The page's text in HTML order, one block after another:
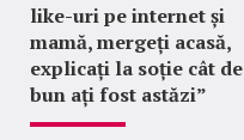
like-uri pe internet și
mamă, mergeți acasă,
explicați la soție cât de
bun ați fost astăzi”